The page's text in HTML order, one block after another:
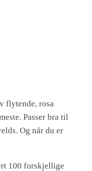
flytende, rosa
Passer bra til
Og når du er
100 forskjellige